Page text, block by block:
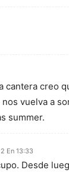
cantera creo
vuelva a
summer.
En 13:33
Desde